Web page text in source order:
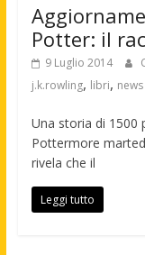
Potter: il
9 Luglio 2014
j.k.rowling, libri, news
Una storia di 1500
Pottermore
rivela che il
Leggi tutto